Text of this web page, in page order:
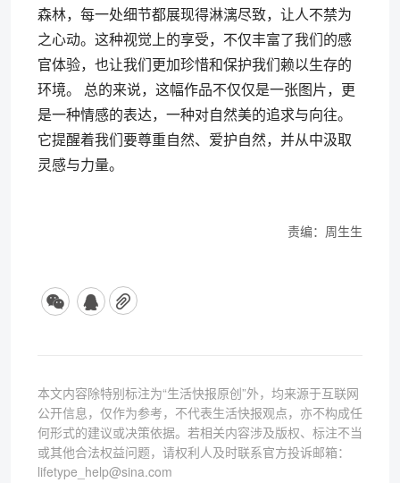
森林，每一处细节都展现得淋漓尽致，让人不禁为
之心动。这种视觉上的享受，不仅丰富了我们的感
官体验，也让我们更加珍惜和保护我们赖以生存的
环境。 总的来说，这幅作品不仅仅是一张图片，更
是一种情感的表达，一种对自然美的追求与向往。
它提醒着我们要尊重自然、爱护自然，并从中汲取
灵感与力量。
责编：周生生
本文内容除特别标注为“生活快报原创”外，均来源于互联网
公开信息，仅作为参考，不代表生活快报观点，亦不构成任
何形式的建议或决策依据。若相关内容涉及版权、标注不当
或其他合法权益问题，请权利人及时联系官方投诉邮箱：
lifetype_help@sina.com